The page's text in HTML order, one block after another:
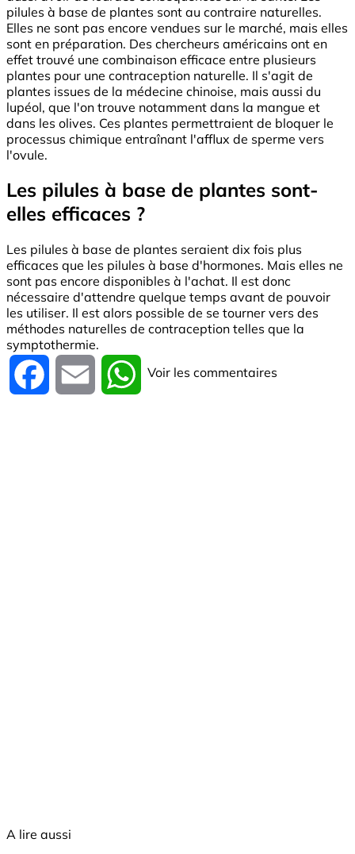
pilules à base de plantes sont au contraire naturelles.
Elles ne sont pas encore vendues sur le marché, mais elles
sont en préparation. Des chercheurs américains ont en
effet trouvé une combinaison efficace entre plusieurs
plantes pour une contraception naturelle. Il s'agit de
plantes issues de la médecine chinoise, mais aussi du
lupéol, que l'on trouve notamment dans la mangue et
dans les olives. Ces plantes permettraient de bloquer le
processus chimique entraînant l'afflux de sperme vers
l'ovule.
Les pilules à base de plantes sont-
elles efficaces ?
Les pilules à base de plantes seraient dix fois plus
efficaces que les pilules à base d'hormones. Mais elles ne
sont pas encore disponibles à l'achat. Il est donc
nécessaire d'attendre quelque temps avant de pouvoir
les utiliser. Il est alors possible de se tourner vers des
méthodes naturelles de contraception telles que la
symptothermie.
Facebook Email WhatsApp
Voir les commentaires
A lire aussi